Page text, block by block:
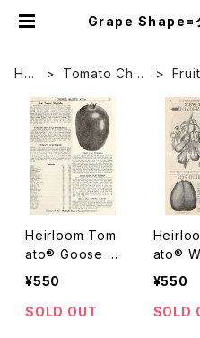
Grape Shape=
HO
Tomato Char
Heirloom Tom
ato® Goose E
gg エアルーム・
エッグ
¥550
SOLD OUT
ato®
of Italy
ンダー・
¥550
SOLD